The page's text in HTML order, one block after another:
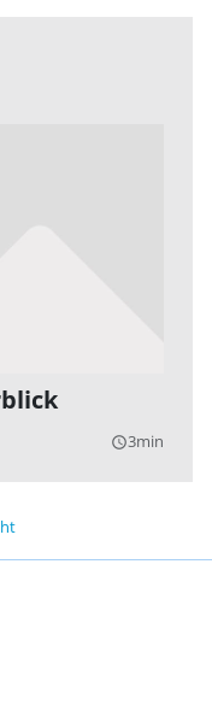
query_builder3min